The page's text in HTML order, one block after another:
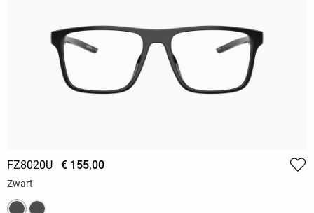
FZ8020U € 155,00
Zwart